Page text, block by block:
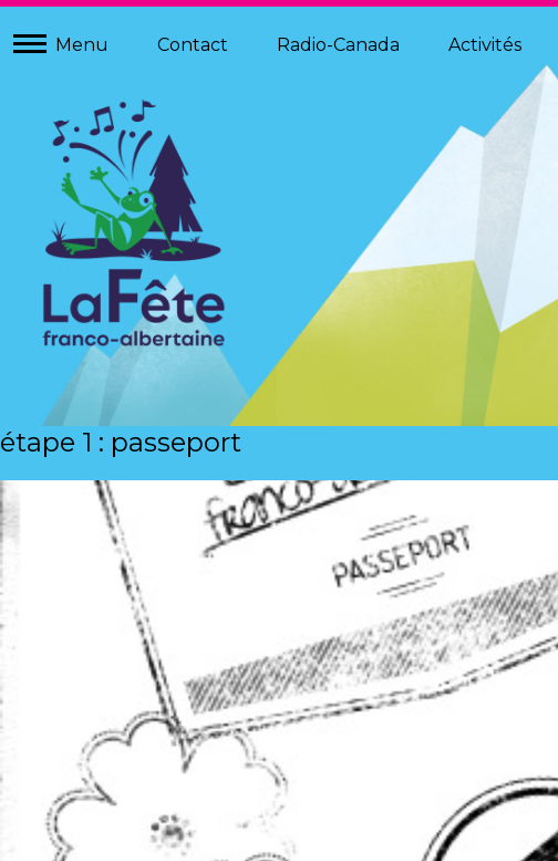
Menu Contact Radio-Canada Activités
étape 1 : passeport
À PROPOS
HISTORIQUE
CHANSON THÈME